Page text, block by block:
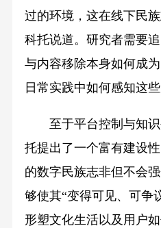
过的环境，这在线下民
科托说道。研究者需要
与内容移除本身如何成
日常实践中如何感知这
至于平台控制与知识
托提出了一个富有建设
的数字民族志非但不会
够使其“变得可见、可争
形塑文化生活以及用户